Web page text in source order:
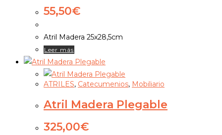
55,50€
Atril Madera 25x28,5cm
Leer más
ATRILES, Catecumenios, Mobiliario
Atril Madera Plegable
325,00€